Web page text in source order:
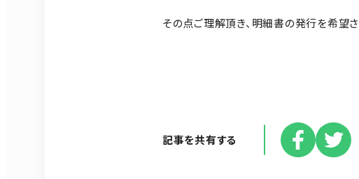
その点ご理解頂き、明細書の発行を希望
記事を共有する